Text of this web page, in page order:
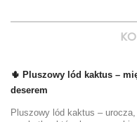
🌵 Pluszowy lód kaktus –
deserem
Pluszowy lód kaktus –